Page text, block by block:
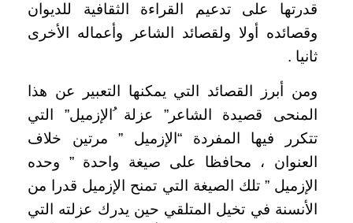
قدرتها على تدعيم القراءة الثقافية للديوان
وقصائده أولا ولقصائد الشاعر وأعماله الأخرى
ثانيا .
ومن أبرز القصائد التي يمكنها التعبير عن هذا
المنحى قصيدة الشاعر” عزلة ُالإزميل” التي
تتكرر فيها المفردة “الإزميل ” مرتين خلاف
العنوان ، محافظا على صيغة واحدة ” وحده
الإزميل ” تلك الصيغة التي تمنح الإزميل قدرا من
الأنسنة في تخيل المتلقي حين يدرك عزلته التي